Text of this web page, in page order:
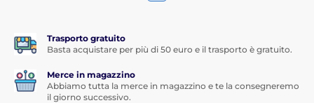
Trasporto gratuito
Basta acquistare per più di 50 euro e il trasporto è gratuito.
Merce in magazzino
Abbiamo tutta la merce in magazzino e te la consegneremo
il giorno successivo.